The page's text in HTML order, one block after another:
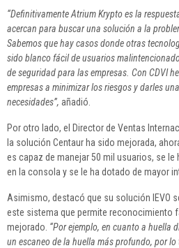
“Definitivamente Atrium Krypto es la
acercan para buscar una solución a la
Sabemos que hay casos donde otras
sido blanco fácil de usuarios
de seguridad para las empresas. Con CDVI
empresas a minimizar los riesgos y darles
necesidades”, añadió.
Por otro lado, el Director de Ventas
la solución Centaur ha sido mejorada,
es capaz de manejar 50 mil usuarios, se le
en la consola y se le ha dotado de mayor
Asimismo, destacó que su solución IEVO
este sistema que permite reconocimiento
mejorado. “Por ejemplo, en cuanto a huella
un escaneo de la huella más profundo, por